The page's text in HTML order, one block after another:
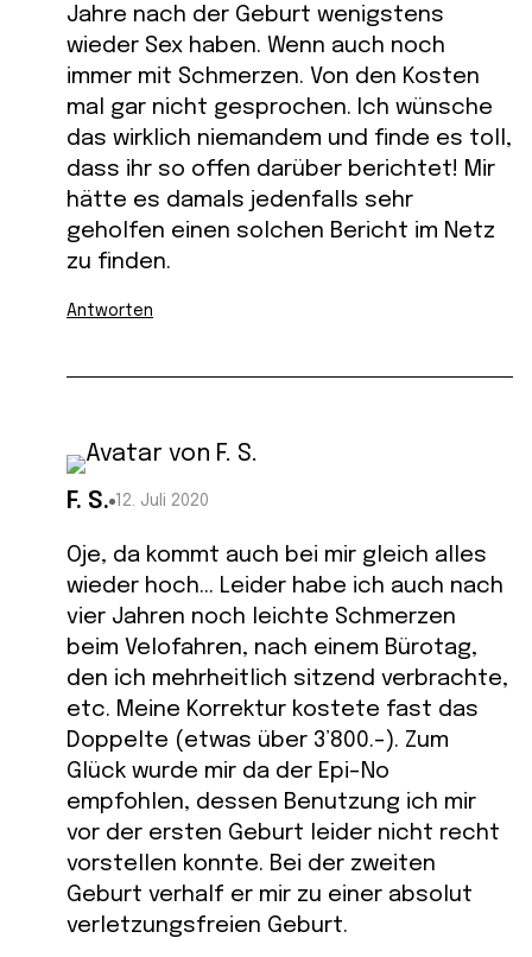
Jahre nach der Geburt wenigstens
wieder Sex haben. Wenn auch noch
immer mit Schmerzen. Von den Kosten
mal gar nicht gesprochen. Ich wünsche
das wirklich niemandem und finde es toll,
dass ihr so offen darüber berichtet! Mir
hätte es damals jedenfalls sehr
geholfen einen solchen Bericht im Netz
zu finden.
Antworten
F. S. 12. Juli 2020
Oje, da kommt auch bei mir gleich alles
wieder hoch… Leider habe ich auch nach
vier Jahren noch leichte Schmerzen
beim Velofahren, nach einem Bürotag,
den ich mehrheitlich sitzend verbrachte,
etc. Meine Korrektur kostete fast das
Doppelte (etwas über 3’800.-). Zum
Glück wurde mir da der Epi-No
empfohlen, dessen Benutzung ich mir
vor der ersten Geburt leider nicht recht
vorstellen konnte. Bei der zweiten
Geburt verhalf er mir zu einer absolut
verletzungsfreien Geburt.